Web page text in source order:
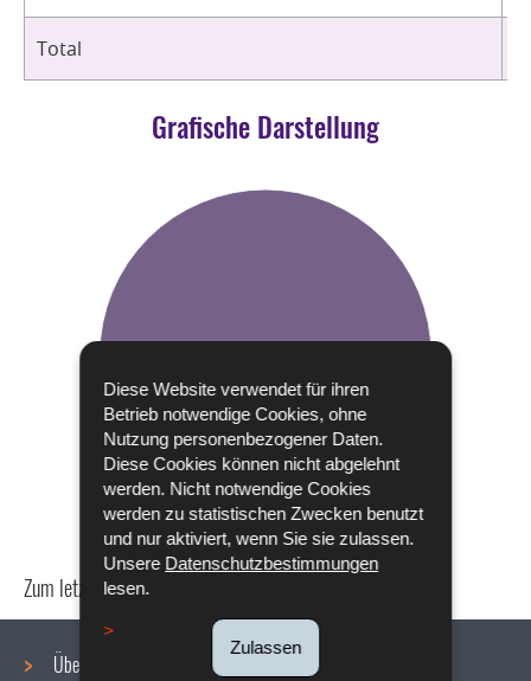
Diese Website verwendet für ihren
Betrieb notwendige Cookies, ohne
Nutzung personenbezogener Daten.
Diese Cookies können nicht abgelehnt
werden. Nicht notwendige Cookies
werden zu statistischen Zwecken benutzt
und nur aktiviert, wenn Sie sie zulassen.
Unsere Datenschutzbestimmungen
lesen.
Zulassen
Total
Grafische Darstellung
Zum letzten Mal aktualisiert am
Über uns